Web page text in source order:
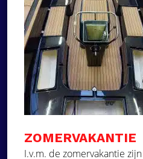
een kunststof teakdek
vrijblijvende
Offerte
Ga
Over
ZOMERVAKANTIE
I.v.m. de zomervakantie
Deze website maakt
gebruik van cookies.
Deze website gebruikt cookies
gebruikerservaring te verbeteren.
onze website te gebruiken, stemt
alle cookies in overeenstemming
STRIKT NOODZAKELIJK